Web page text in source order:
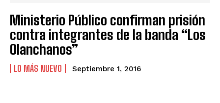
Ministerio Público confirman prisión
contra integrantes de la banda “Los
Olanchanos”
LO MÁS NUEVO Septiembre 1, 2016